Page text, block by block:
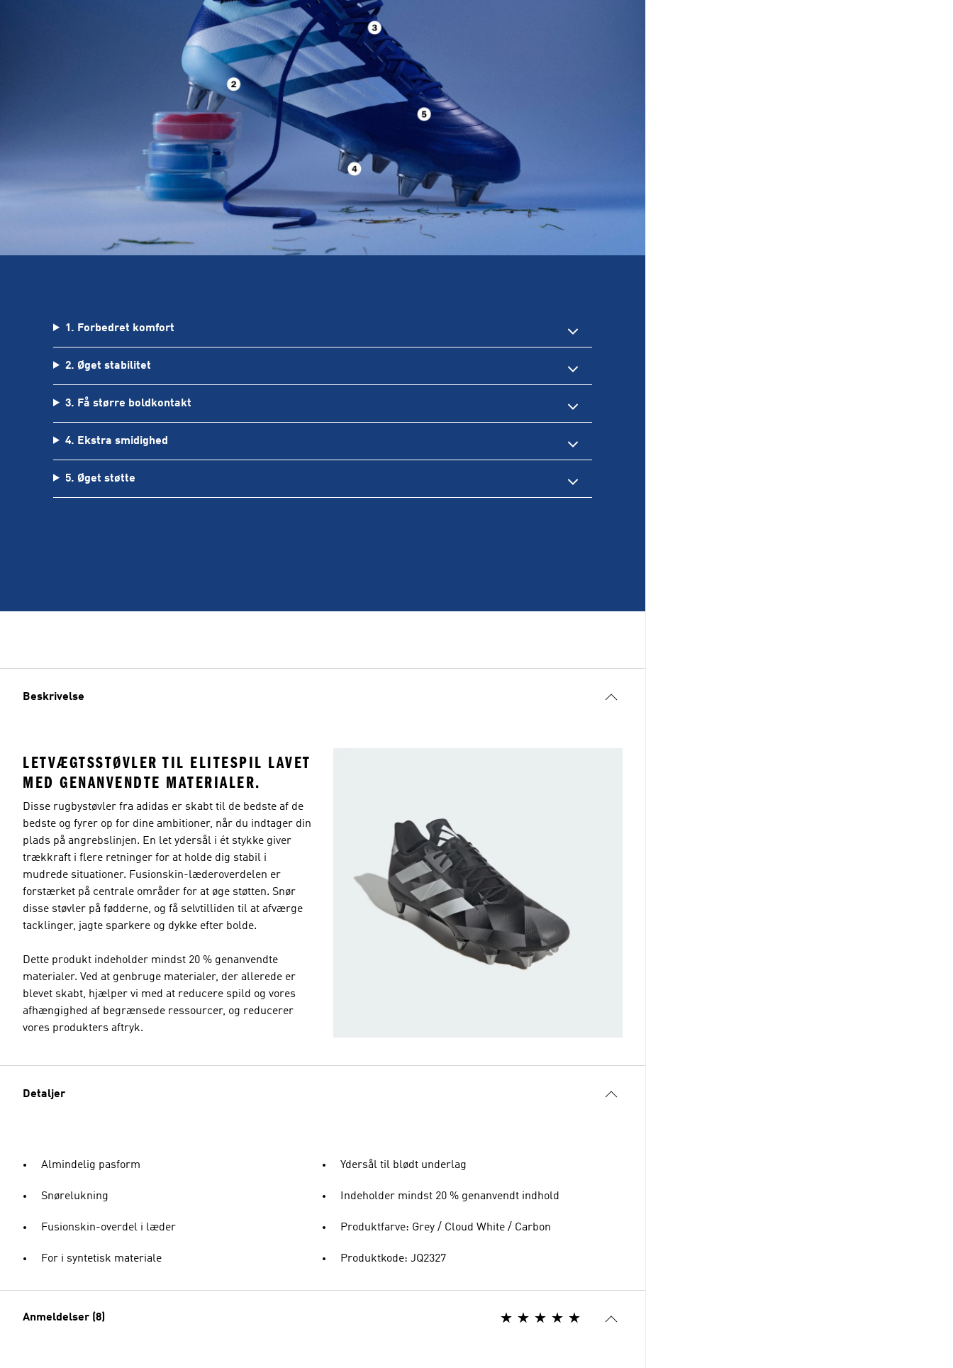
1. Forbedret komfort
2. Øget stabilitet
3. Få større boldkontakt
4. Ekstra smidighed
5. Øget støtte
Beskrivelse
LETVÆGTSSTØVLER TIL ELITESPIL LAVET
MED GENANVENDTE MATERIALER.
Disse rugbystøvler fra adidas er skabt til de bedste af de
bedste og fyrer op for dine ambitioner, når du indtager din
plads på angrebslinjen. En let ydersål i ét stykke giver
trækkraft i flere retninger for at holde dig stabil i
mudrede situationer. Fusionskin-læderoverdelen er
forstærket på centrale områder for at øge støtten. Snør
disse støvler på fødderne, og få selvtilliden til at afværge
tacklinger, jagte sparkere og dykke efter bolde.
Dette produkt indeholder mindst 20 % genanvendte
materialer. Ved at genbruge materialer, der allerede er
blevet skabt, hjælper vi med at reducere spild og vores
afhængighed af begrænsede ressourcer, og reducerer
vores produkters aftryk.
Detaljer
Almindelig pasform
Snørelukning
Fusionskin-overdel i læder
For i syntetisk materiale
Ydersål til blødt underlag
Indeholder mindst 20 % genanvendt indhold
Produktfarve: Grey / Cloud White / Carbon
Produktkode: JQ2327
Anmeldelser (8)